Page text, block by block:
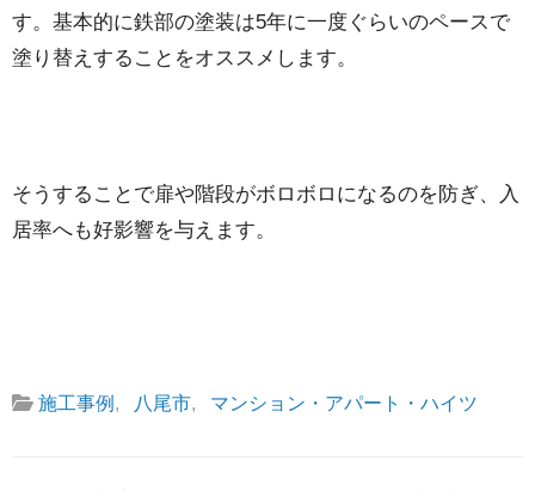
す。基本的に鉄部の塗装は5年に一度ぐらいのペースで
塗り替えすることをオススメします。
そうすることで扉や階段がボロボロになるのを防ぎ、入
居率へも好影響を与えます。
施工事例 , 八尾市, マンション・アパート・ハイツ